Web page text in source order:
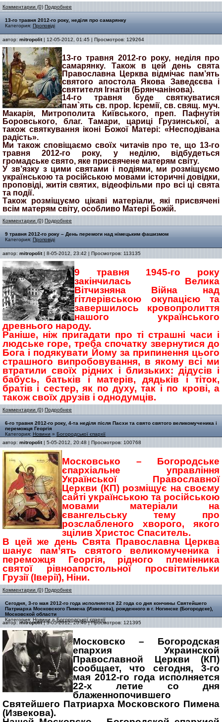
Комментарии (0) Подробнее
13-го травня 2012-го року, неділя про самарянку
Категория: Проповіді
автор: mitropolit| 12-05-2012, 01:45 | Просмотров: 129264
13-го травня 2012-го року, неділя про
самарянку. Також в цей день свята
Православна Церква відмічає пам’ять
святого апостола Якова Заведєєва і
святителя Ігнатія (Брянчанінова).
14-го травня буде святкуватися
пам`ять св. прор. Ієремії, св. свящ. муч.
Макарія, Митрополита Київського, преп. Пафнутія
Боровського, благ. Тамари, цариці Грузинської, а
також святкування іконі Божої Матері: «Несподівана
радість».
Ми також сповіщаємо своїх читачів про те, що 13-го
травня 2012-го року, у неділю, відбудеться
громадське свято, яке присвячене матерям світу.
У зв’язку з цими святами і подіями, ми розміщуємо
українською та російською мовами історичні довідки,
проповіді, житія святих, відеофільми про всі ці свята
та події.
Також розміщуємо цікаві матеріали, які присвячені
всім матерям світу, особливо Матері Божій.
Комментарии (0) Подробнее
9 травня 2012-го року – День перемоги над німецьким фашизмом
Категория: Проповіді
автор: mitropolit| 8-05-2012, 23:42 | Просмотров: 113135
9 травня 1945-го року
закінчилась Велика
Вітчизняна Війна над
гітлерівською окупацією та
завершилось кровопролиття
нашого українського
древнього народу.
Раніше, ніж пригадати про ті страшні часи і
людське горе, треба спочатку звернутися до
Бога і подякувати Йому за припинення цього
страшного випробовування, в якому всі ми
втратили своїх рідних і близьких: дідусів і
бабусь, батьків і матерів, дядьків і тіток,
братів і сестер, як по духу, так і по крові, а
також своїх друзів і однодумців.
Комментарии (0) Подробнее
6-го травня 2012-го року, 4-та неділя після Пасхи та свято святого великомученика і
переможця Георгія
Категория: Новини » Богородської єпархії
автор: mitropolit| 5-05-2012, 20:48 | Просмотров: 100768
Московсько – Богородське
єпархіальне управління
Української Православної
Церкви (КП) розміщує на своєму
сайті українською та російською
мовами матеріали на
євангельську тему про
розслабленого хворого, якого
зцілив Христос Спаситель.
В цей же день Свята Православна Церква
шанує пам’ять святого великомученика і
переможця Георгія, рідного племінника
святої рівноапостольної просвітительки
Грузії (Іверії), Ніни.
Комментарии (0) Подробнее
Сегодня, 3-го мая 2012-го года исполняется 22 года со дня кончины Святейшего
Патриарха Московского Пимена (Извекова), рожденного в г. Ногинске (Богородске),
Московской области
Категория: Новини » Богородської єпархії
автор:mitropolit| 3-05-2012, 20:40 | Просмотров: 121395
Московско – Богородская
епархия Украинской
Православной Церкви (КП)
сообщает, что сегодня, 3-го
мая 2012-го года исполняется
22-х летие со дня
блаженнопочившего
Святейшего Патриарха Московского Пимена
(Извекова).